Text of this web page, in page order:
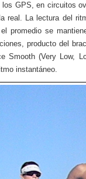
GPS, en circuitos
real. La lectura del
promedio se
producto del
Smooth (Very Low,
instantáneo.